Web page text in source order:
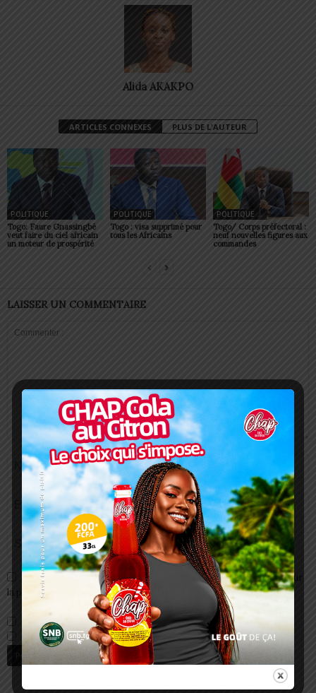
Alida AKAKPO
ARTICLES CONNEXES PLUS DE L'AUTEUR
POLITIQUE
Togo: Faure Gnassingbé
veut faire du ciel africain
un moteur de prospérité
POLITIQUE
Togo : visa supprimé pour
tous les Africains
POLITIQUE
Togo/ Corps préfectoral :
neuf nouvelles figures aux
commandes
LAISSER UN COMMENTAIRE
Enregistrer mon nom, email et site web dans ce navigateur pour
la prochaine fois que je commenterai.
Prévenez-moi de tous les nouveaux commentaires par e-mail.
Prévenez-moi de tous les nouveaux articles par e-mail.